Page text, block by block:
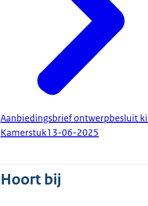
Aanbiedingsbrief ontwerpbesluit
Kamerstuk13-06-2025
Hoort bij